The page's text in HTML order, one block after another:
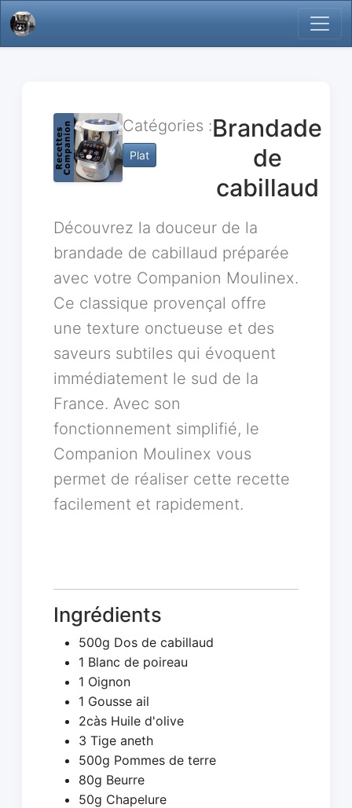
Catégories :
Plat
Brandade
de
cabillaud
Découvrez la douceur de la
brandade de cabillaud préparée
avec votre Companion Moulinex.
Ce classique provençal offre
une texture onctueuse et des
saveurs subtiles qui évoquent
immédiatement le sud de la
France. Avec son
fonctionnement simplifié, le
Companion Moulinex vous
permet de réaliser cette recette
facilement et rapidement.
Ingrédients
500g Dos de cabillaud
1 Blanc de poireau
1 Oignon
1 Gousse ail
2càs Huile d'olive
3 Tige aneth
500g Pommes de terre
80g Beurre
50g Chapelure